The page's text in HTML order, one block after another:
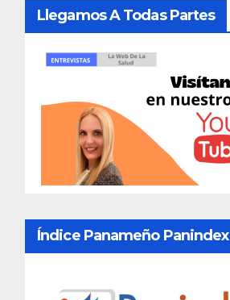
Llegamos A Todas Partes
Índice Panameño Panindex